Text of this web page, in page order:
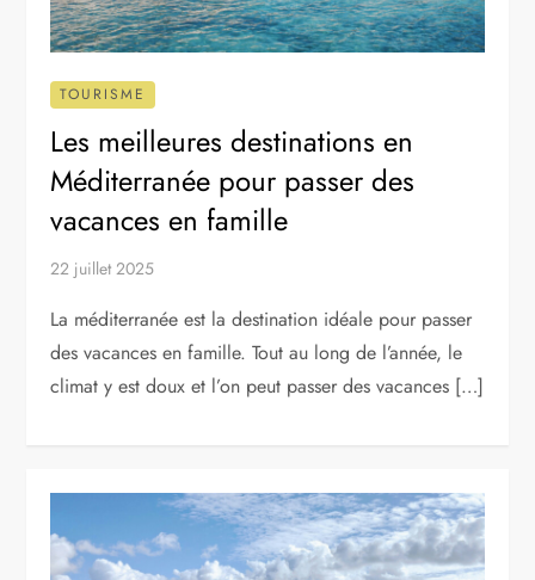
TOURISME
Les meilleures destinations en
Méditerranée pour passer des
vacances en famille
22 juillet 2025
La méditerranée est la destination idéale pour passer
des vacances en famille. Tout au long de l’année, le
climat y est doux et l’on peut passer des vacances […]